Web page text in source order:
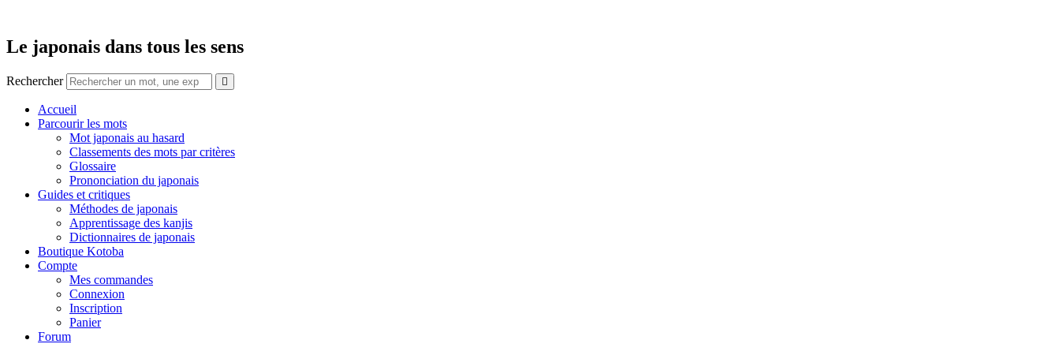
contenu
Le japonais dans tous les sens
Rechercher
Accueil
Parcourir les mots
Mot japonais au hasard
Classements des mots par critères
Glossaire
Prononciation du japonais
Guides et critiques
Méthodes de japonais
Apprentissage des kanjis
Dictionnaires de japonais
Boutique Kotoba
Compte
Mes commandes
Connexion
Inscription
Panier
Forum